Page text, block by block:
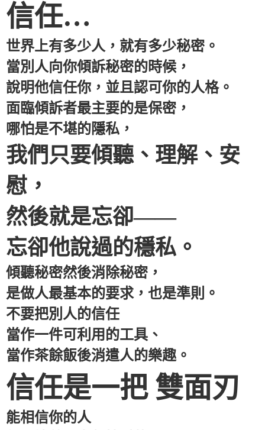
信任…
世界上有多少人，就有多少秘密。
當別人向你傾訴秘密的時候，
說明他信任你，並且認可你的人格。
面臨傾訴者最主要的是保密，
哪怕是不堪的隱私，
我們只要傾聽、理解、安
慰，
然後就是忘卻——
忘卻他說過的穩私。
傾聽秘密然後消除秘密，
是做人最基本的要求，也是準則。
不要把別人的信任
當作一件可利用的工具、
當作茶餘飯後消遣人的樂趣。
信任是一把 雙面刃
能相信你的人